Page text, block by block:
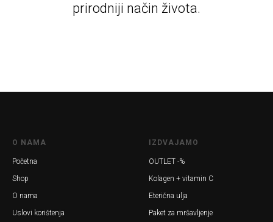
prirodniji način života.
O NAMA
Početna
Shop
O nama
Uslovi korištenja
IZDVAJAMO
OUTLET -%
Kolagen + vitamin C
Eterična ulja
Paket za mršavljenje